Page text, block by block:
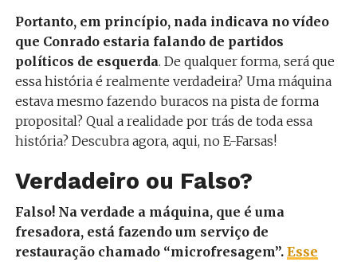
Portanto, em princípio, nada indicava no vídeo
que Conrado estaria falando de partidos
políticos de esquerda. De qualquer forma, será que
essa história é realmente verdadeira? Uma máquina
estava mesmo fazendo buracos na pista de forma
proposital? Qual a realidade por trás de toda essa
história? Descubra agora, aqui, no E-Farsas!
Verdadeiro ou Falso?
Falso! Na verdade a máquina, que é uma
fresadora, está fazendo um serviço de
restauração chamado “microfresagem”. Esse